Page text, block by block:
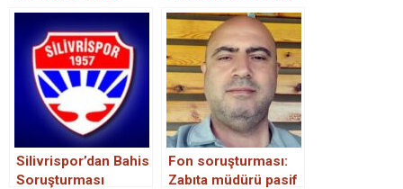
Soruşturma mı
Açıldı?
Krizi
Silivrispor’dan Bahis
Soruşturması
Fon soruşturması:
Zabıta müdürü pasif